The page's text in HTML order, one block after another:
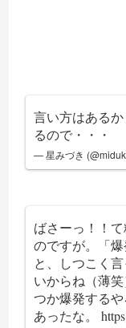
言い方はある
るので・・・
— 星みづき
ばさーっ！！
のですが。「
と、しつこく
いからね（薄
つか爆発する
あったな。